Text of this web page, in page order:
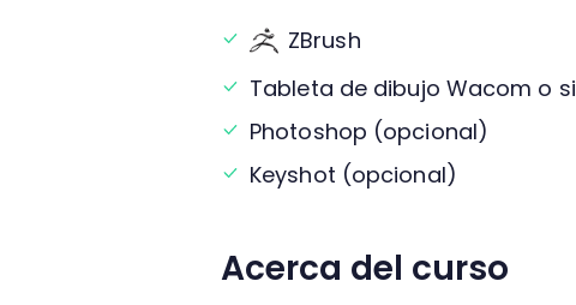
ZBrush
Tableta de dibujo Wacom o
Photoshop (opcional)
Keyshot (opcional)
Acerca del curso